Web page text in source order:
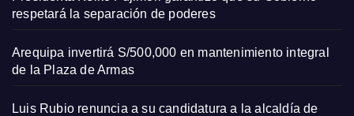
respetará la separación de poderes
Arequipa invertirá S/500,000 en mantenimiento integral
de la Plaza de Armas
Luis Rubio renuncia a su candidatura a la alcaldía de